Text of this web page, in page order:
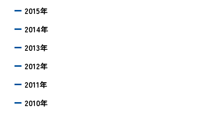
2015年
2014年
2013年
2012年
2011年
2010年